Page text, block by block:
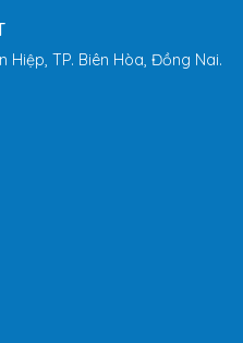
Hiệp, TP. Biên Hòa, Đồng Nai.